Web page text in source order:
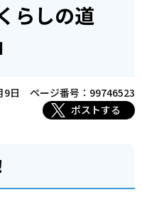
らしの道
9日
ページ番号：99746523
ポストする